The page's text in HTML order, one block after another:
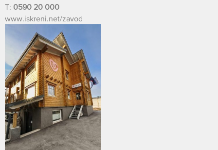
T: 0590 20 000
www.iskreni.net/zavod